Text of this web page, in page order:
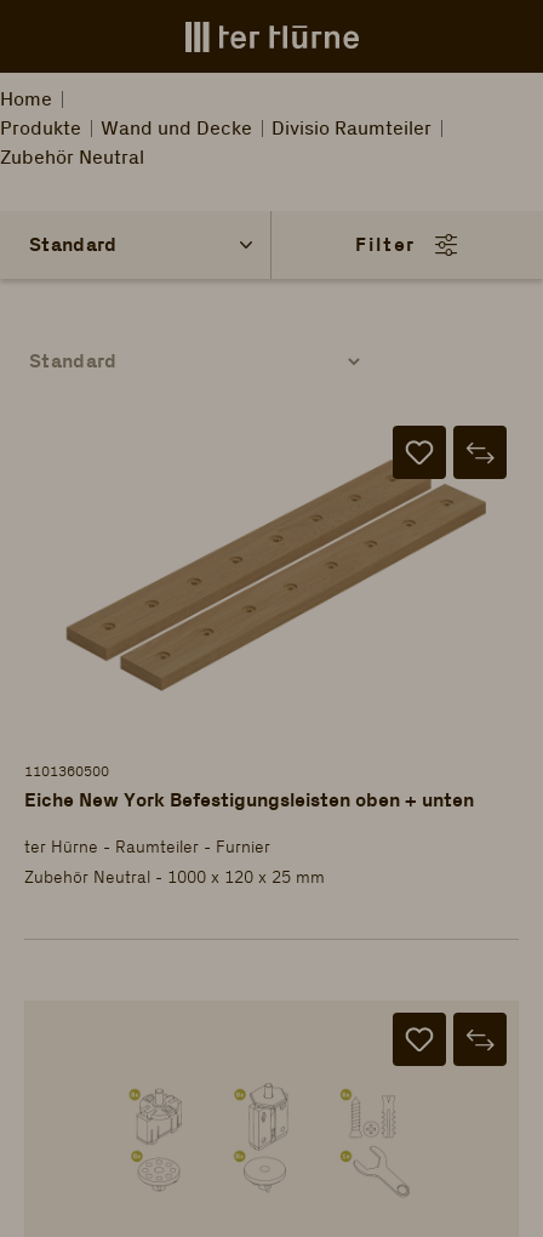
Zum Hauptinhalt springen
Home
Produkte
Wand und Decke
Divisio Raumteiler
Zubehör Neutral
Filter
1101360500
Eiche New York Befestigungsleisten oben + unten
ter Hürne - Raumteiler - Furnier
Zubehör Neutral - 1000 x 120 x 25 mm